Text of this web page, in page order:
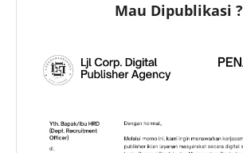
Mau Dipublikasi ?